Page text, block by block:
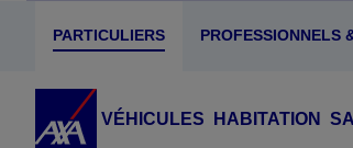
PARTICULIERS PROFESSIONNELS
VÉHICULES HABITATION